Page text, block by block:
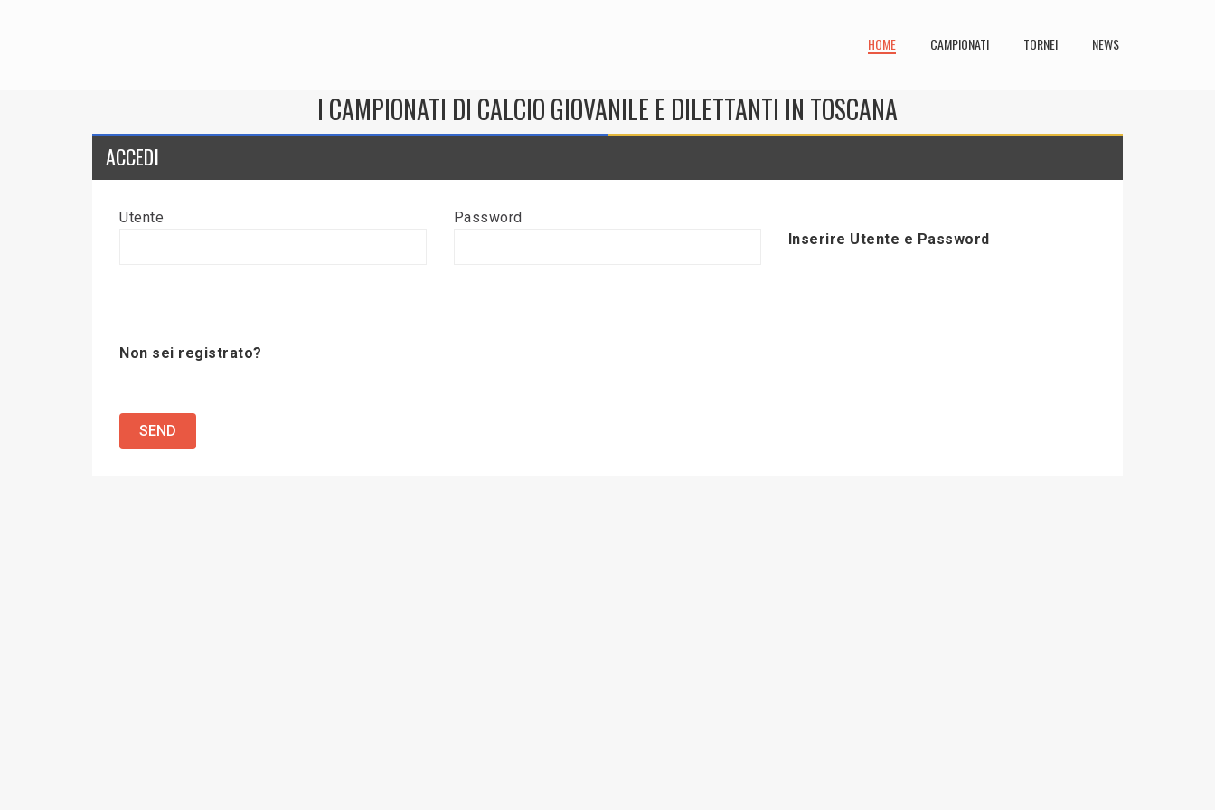
HOME CAMPIONATI TORNEI NEWS
I CAMPIONATI DI CALCIO GIOVANILE E DILETTANTI IN TOSCANA
ACCEDI
Utente
Password
Inserire Utente e Password
Non sei registrato?